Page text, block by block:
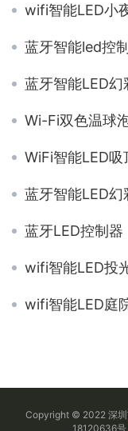
wifi智能LED小
蓝牙智能led控
蓝牙智能LED幻
Wi-Fi双色温球
WiFi智能LED吸
蓝牙智能LED
蓝牙LED控制器
wifi智能LED投
wifi智能LED庭
Copyright © 2022 深圳
18120636号